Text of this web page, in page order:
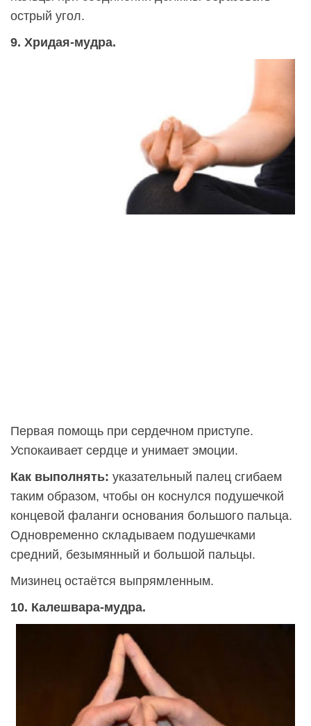
острый угол.
9. Хридая-мудра.
Первая помощь при сердечном приступе.
Успокаивает сердце и унимает эмоции.
Как выполнять: указательный палец сгибаем
таким образом, чтобы он коснулся подушечкой
концевой фаланги основания большого пальца.
Одновременно складываем подушечками
средний, безымянный и большой пальцы.
Мизинец остаётся выпрямленным.
10. Калешвара-мудра.